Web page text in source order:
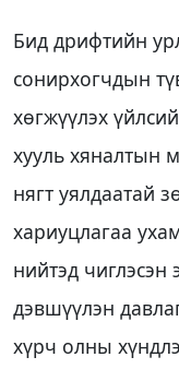
Бид дрифтийн
сонирхогчдын
хөгжүүлэх
хууль хяналтын
нягт уялдаатай
хариуцлагаа
нийтэд чиглэсэн
дэвшүүлэн
хүрч олны